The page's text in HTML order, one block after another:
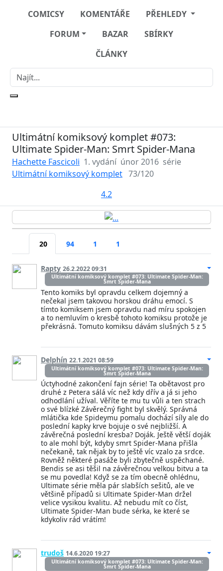
COMICSY KOMENTÁŘE
PŘEHLEDY
FORUM
BAZAR
SBÍRKY
ČLÁNKY
Ultimátní komiksový komplet #073:
Ultimate Spider-Man: Smrt Spider-Mana
Hachette Fascicoli 1. vydání únor 2016 série
Ultimátní komiksový komplet 73/120
4.2
20 94 1 1
Rapty 26.2.2022 09:31
Ultimátní komiksový komplet #073: Ultimate Spider-Man:
Smrt Spider-Mana
Tento komiks byl opravdu celkem dojemný a
nečekal jsem takovou horskou dráhu emocí. S
tímto komiksem jsem opravdu nad míru spokojen
a to nemluvím o kresbě tohoto komiksu protože je
překrásná. Tomuto komiksu dávám slušných 5 z 5
Delphín 22.1.2021 08:59
Ultimátní komiksový komplet #073: Ultimate Spider-Man:
Smrt Spider-Mana
Úctyhodné zakončení fajn série! Ta obětavost pro
druhé z Petera sálá víc než kdy dřív a já si jeho
odhodlání užíval. Věříte te mu tu vůli a ten strach
o své blízké Závěrečný fight byl skvělý. Správná
mlátička kde Spideymu pomalu dochází síly ale do
poslední kapky krve bojuje o své nejbližší. A
závěrečná poslední kresba? Doják. Ještě větší doják
to ale mohl být, kdyby smrt Spider-Mana přišla
nečekaně, tak nějak by to ještě víc vzalo za srdce.
Rovněž některé pasáže byli zbytečně uspěchané.
Bendis se asi těšil na závěrečnou velkou bitvu a ta
se mu povedla! Když se za tím obecně ohlédnu,
Ultimate série měla pár slabších sešitů, ale ve
většině případů si Ultimate Spider-Man držel
velice vysikou kvalitu. Až nebudu mít co číst,
Ultimate Spider-Man bude sérka, ke které se
kdykoliv rád vrátím!
trudoš 14.6.2020 19:27
Ultimátní komiksový komplet #073: Ultimate Spider-Man:
Smrt Spider-Mana